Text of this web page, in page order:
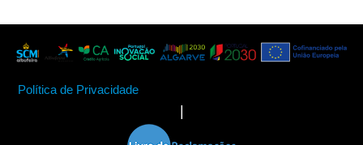
Política de Privacidade